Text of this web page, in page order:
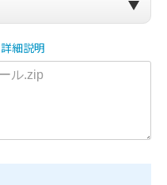
詳細説明